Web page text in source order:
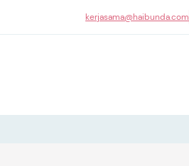
kerjasama@haibunda.com